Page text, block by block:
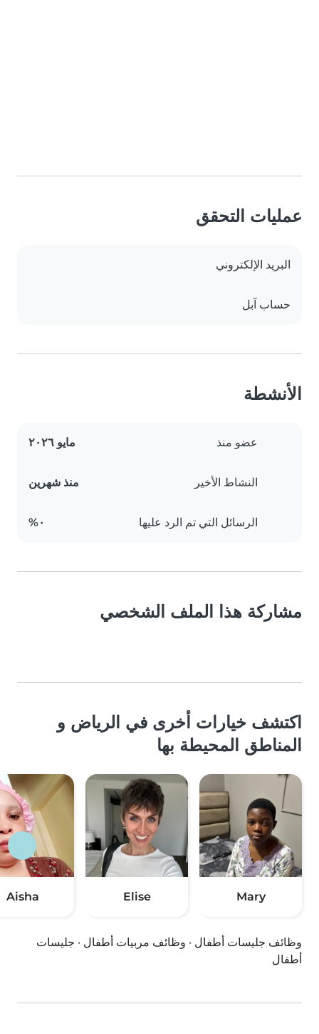
عمليات التحقق
البريد الإلكتروني
حساب آبل
الأنشطة
عضو منذ مايو ٢٠٢٦
النشاط الأخير منذ شهرين
الرسائل التي تم الرد عليها ٠%
مشاركة هذا الملف الشخصي
اكتشف خيارات أخرى في الرياض و
المناطق المحيطة بها
Mary
Elise
Aisha
وظائف جليسات أطفال · وظائف مربيات أطفال · جليسات
أطفال